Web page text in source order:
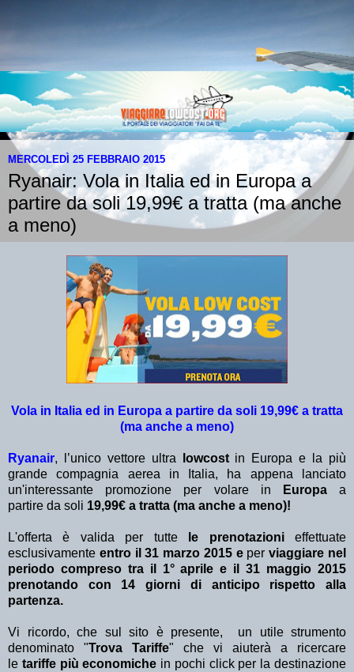
MERCOLEDÌ 25 FEBBRAIO 2015
Ryanair: Vola in Italia ed in Europa a
partire da soli 19,99€ a tratta (ma anche
a meno)
Vola in Italia ed in Europa a partire da soli 19,99€ a tratta
(ma anche a meno)
Ryanair, l’unico vettore ultra lowcost in Europa e la più
grande compagnia aerea in Italia, ha appena lanciato
un'interessante promozione per volare in
Europaa
partire da soli 19,99€ a tratta (ma anche a meno)!
L'offerta è valida per tuttele prenotazionieffettuate
esclusivamente entro il 31 marzo 2015 e perviaggiare nel
periodo compreso tra il 1° aprile e il 31 maggio 2015
prenotando con 14 giorni di anticipo rispetto alla
partenza.
Vi ricordo, che sul sito è presente, un utile strumento
denominato "Trova Tariffe" che vi aiuterà a ricercare
le tariffe più economiche in pochi click per la destinazione